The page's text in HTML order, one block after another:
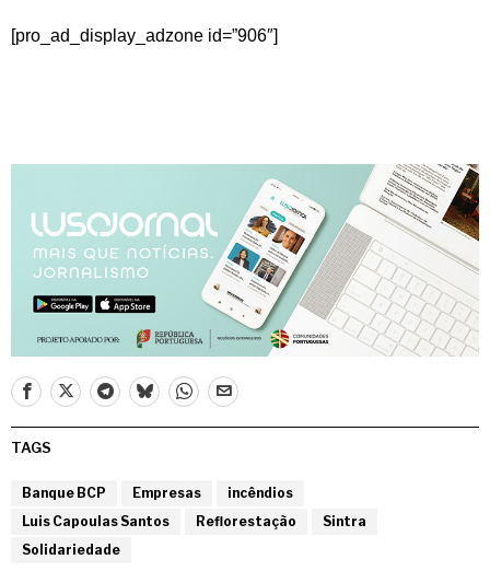
[pro_ad_display_adzone id=”906″]
TAGS
Banque BCP Empresas
incêndios
Luis Capoulas Santos
Reflorestação
Sintra
Solidariedade